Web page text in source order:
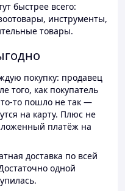
быстрее всего:
инструменты,
товары.
покупку: продавец
того, как покупатель
то пошло не так —
на карту. Плюс не
платёж на
доставка по всей
одной